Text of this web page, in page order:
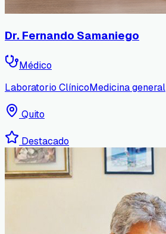
Dr. Fernando Samaniego
Médico
Laboratorio ClínicoMedicina general
Quito
Destacado